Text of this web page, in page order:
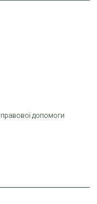
допомоги